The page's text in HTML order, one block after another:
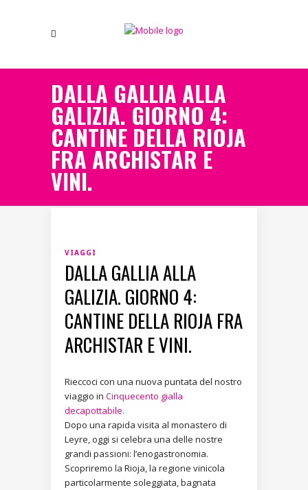
DALLA GALLIA ALLA
GALIZIA. GIORNO 4:
CANTINE DELLA RIOJA
FRA ARCHISTAR E
VINI.
VIAGGI
DALLA GALLIA ALLA
GALIZIA. GIORNO 4:
CANTINE DELLA RIOJA FRA
ARCHISTAR E VINI.
Rieccoci con una nuova puntata del nostro
viaggio in Cinquecento gialla
decapottabile.
Dopo una rapida visita al monastero di
Leyre, oggi si celebra una delle nostre
grandi passioni: l’enogastronomia.
Scopriremo la Rioja, la regione vinicola
particolarmente soleggiata, bagnata